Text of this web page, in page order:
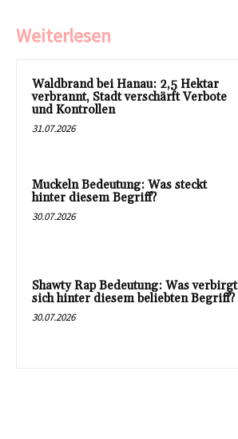
Weiterlesen
Waldbrand bei Hanau: 2,5 Hektar
verbrannt, Stadt verschärft Verbote
und Kontrollen
31.07.2026
Muckeln Bedeutung: Was steckt
hinter diesem Begriff?
30.07.2026
Shawty Rap Bedeutung: Was verbirgt
sich hinter diesem beliebten Begriff?
30.07.2026